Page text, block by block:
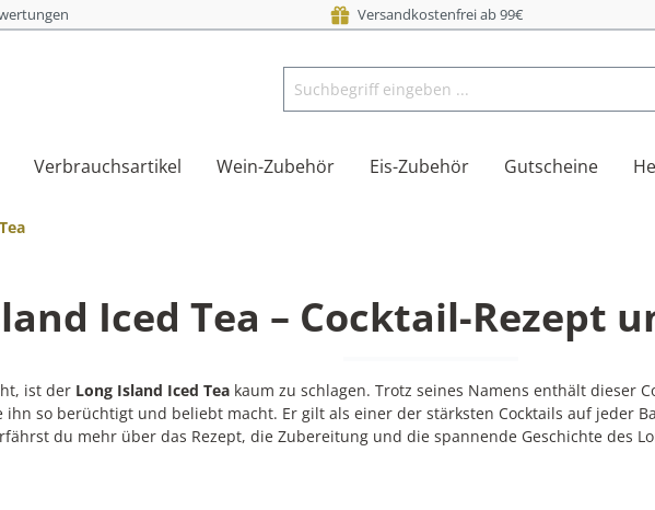
Versandkostenfrei ab 99€
Verbrauchsartikel Wein-Zubehör Eis-Zubehör Gutscheine
Iced Tea – Cocktail-Rezept
ist der Long Island Iced Tea kaum zu schlagen. Trotz seines Namens enthält dieser
so berüchtigt und beliebt macht. Er gilt als einer der stärksten Cocktails auf jeder
du mehr über das Rezept, die Zubereitung und die spannende Geschichte des